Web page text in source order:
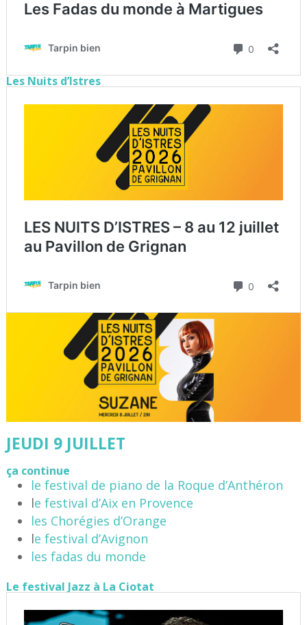
Les Nuits d’Istres
JEUDI 9 JUILLET
ça continue
le festival de piano de la Roque d’Anthéron
le festival d’Aix en Provence
les Chorégies d’Orange
le festival d’Avignon
les fadas du monde
Le festival Jazz à La Ciotat